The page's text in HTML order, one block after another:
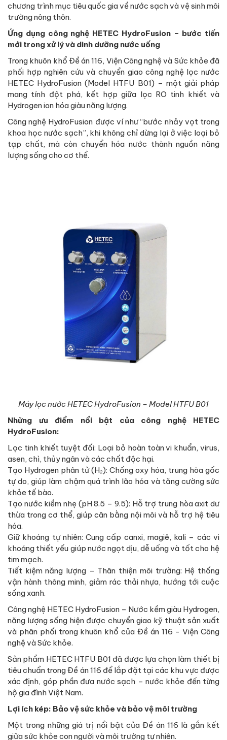
chương trình mục tiêu quốc gia về nước sạch và vệ sinh môi
trường nông thôn.
Ứng dụng công nghệ HETEC HydroFusion – bước tiến
mới trong xử lý và dinh dưỡng nước uống
Trong khuôn khổ Đề án 116, Viện Công nghệ và Sức khỏe đã
phối hợp nghiên cứu và chuyển giao công nghệ lọc nước
HETEC HydroFusion (Model HTFU B01) – một giải pháp
mang tính đột phá, kết hợp giữa lọc RO tinh khiết và
Hydrogen ion hóa giàu năng lượng.
Công nghệ HydroFusion được ví như “bước nhảy vọt trong
khoa học nước sạch”, khi không chỉ dừng lại ở việc loại bỏ
tạp chất, mà còn chuyển hóa nước thành nguồn năng
lượng sống cho cơ thể.
Máy lọc nước HETEC HydroFusion – Model HTFU B01
Những ưu điểm nổi bật của công nghệ HETEC
HydroFusion:
Lọc tinh khiết tuyệt đối: Loại bỏ hoàn toàn vi khuẩn, virus,
asen, chì, thủy ngân và các chất độc hại.
Tạo Hydrogen phân tử (H₂): Chống oxy hóa, trung hòa gốc
tự do, giúp làm chậm quá trình lão hóa và tăng cường sức
khỏe tế bào.
Tạo nước kiềm nhẹ (pH 8.5 – 9.5): Hỗ trợ trung hòa axit dư
thừa trong cơ thể, giúp cân bằng nội môi và hỗ trợ hệ tiêu
hóa.
Giữ khoáng tự nhiên: Cung cấp canxi, magiê, kali – các vi
khoáng thiết yếu giúp nước ngọt dịu, dễ uống và tốt cho hệ
tim mạch.
Tiết kiệm năng lượng – Thân thiện môi trường: Hệ thống
vận hành thông minh, giảm rác thải nhựa, hướng tới cuộc
sống xanh.
Công nghệ HETEC HydroFusion – Nước kềm giàu Hydrogen,
năng lượng sống hiện được chuyển giao kỹ thuật sản xuất
và phân phối trong khuôn khổ của Đề án 116 - Viện Công
nghệ và Sức khỏe.
Sản phẩm HETEC HTFU B01 đã được lựa chọn làm thiết bị
tiêu chuẩn trong Đề án 116 để lắp đặt tại các khu vực được
xác định, góp phần đưa nước sạch – nước khỏe đến từng
hộ gia đình Việt Nam.
Lợi ích kép: Bảo vệ sức khỏe và bảo vệ môi trường
Một trong những giá trị nổi bật của Đề án 116 là gắn kết
giữa sức khỏe con người và môi trường tự nhiên.